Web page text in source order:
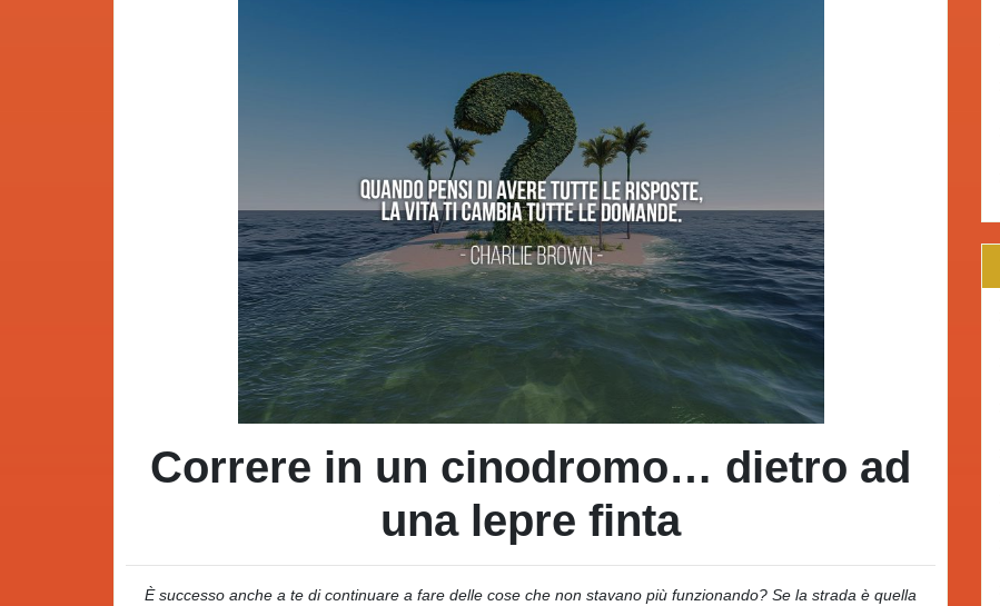
Correre in un cinodromo… dietro ad
una lepre finta
È successo anche a te di continuare a fare delle cose che non stavano più funzionando? Se la strada è quella